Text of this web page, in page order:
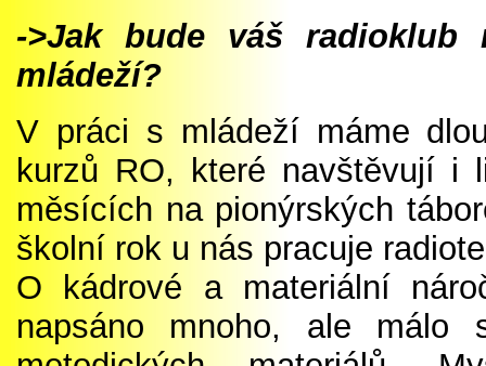
->Jak bude váš
mládeží?
V práci s mládeží máme
kurzů RO, které navštěvují i
měsících na pionýrských
školní rok u nás pracuje
O kádrové a materiální
napsáno mnoho, ale málo